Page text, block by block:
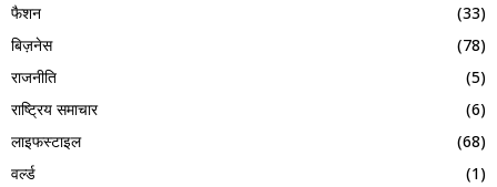
फैशन
(33)
बिज़नेस
(78)
राजनीति
(5)
राष्ट्रिय समाचार
(6)
लाइफस्टाइल
(68)
वर्ल्ड
(1)